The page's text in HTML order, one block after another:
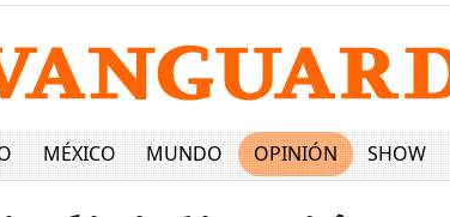
MÉXICO MUNDO OPINIÓN SHOW